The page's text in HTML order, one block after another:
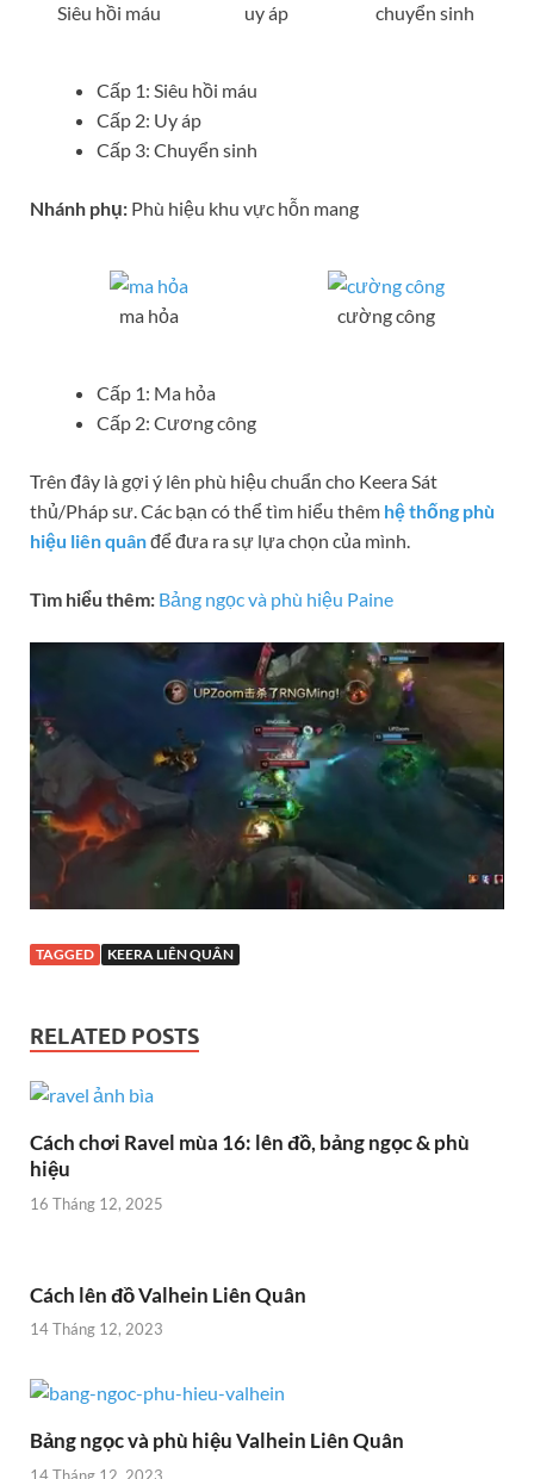
Siêu hồi máu uy áp chuyển sinh
Cấp 1: Siêu hồi máu
Cấp 2: Uy áp
Cấp 3: Chuyển sinh
Nhánh phụ: Phù hiệu khu vực hỗn mang
ma hỏa cường công
Cấp 1: Ma hỏa
Cấp 2: Cương công
Trên đây là gợi ý lên phù hiệu chuẩn cho Keera Sát
thủ/Pháp sư. Các bạn có thể tìm hiểu thêm hệ thống phù
hiệu liên quânđể đưa ra sự lựa chọn của mình.
Tìm hiểu thêm: Bảng ngọc và phù hiệu Paine
TAGGED KEERA LIÊN QUÂN
RELATED POSTS
Cách chơi Ravel mùa 16: lên đồ, bảng ngọc & phù
hiệu
16 Tháng 12, 2025
Cách lên đồ Valhein Liên Quân
14 Tháng 12, 2023
Bảng ngọc và phù hiệu Valhein Liên Quân
14 Tháng 12, 2023